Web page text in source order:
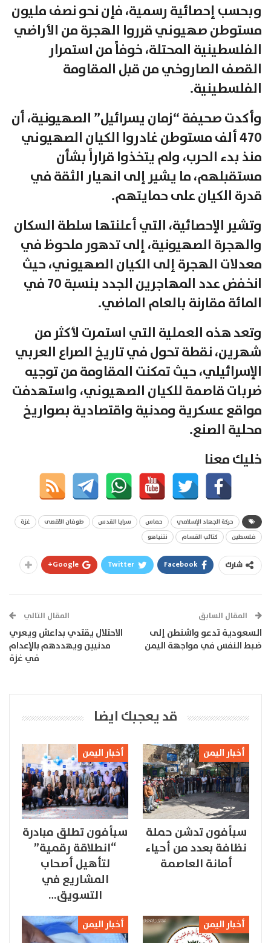
وبحسب إحصائية رسمية، فإن نحو نصف مليون
مستوطن صهيوني قرروا الهجرة من الأراضي
الفلسطينية المحتلة، خوفاً من استمرار
القصف الصاروخي من قبل المقاومة
الفلسطينية.
وأكدت صحيفة “زمان يسرائيل” الصهيونية، أن
470 ألف مستوطن غادروا الكيان الصهيوني
منذ بدء الحرب، ولم يتخذوا قراراً بشأن
مستقبلهم، ما يشير إلى انهيار الثقة في
قدرة الكيان على حمايتهم.
وتشير الإحصائية، التي أعلنتها سلطة السكان
والهجرة الصهيونية، إلى تدهور ملحوظ في
معدلات الهجرة إلى الكيان الصهيوني، حيث
انخفض عدد المهاجرين الجدد بنسبة 70 في
المائة مقارنة بالعام الماضي.
وتعد هذه العملية التي استمرت لأكثر من
شهرين، نقطة تحول في تاريخ الصراع العربي
الإسرائيلي، حيث تمكنت المقاومة من توجيه
ضربات قاصمة للكيان الصهيوني، واستهدفت
مواقع عسكرية ومدنية واقتصادية بصواريخ
محلية الصنع.
خليك معنا
حركة الجهاد الإسلامي حماس سرايا القدس طوفان الأقصى
غزة
فلسطين
كتائب القسام نتنياهو
شارك Facebook
Twitter
Google+
المقال السابق
السعودية تدعو واشنطن إلى
ضبط النفس في مواجهة اليمن
المقال التالي
الاحتلال يقتدي بداعش ويعري
مدنيين ويهددهم بالإعدام
في غزة
قد يعجبك ايضا
أخبار اليمن
سبأفون تدشن حملة
نظافة بعدد من أحياء
أمانة العاصمة
أخبار اليمن
سبأفون تطلق مبادرة
“انطلاقة رقمية”
لتأهيل أصحاب
المشاريع في
التسويق…
أخبار اليمن أخبار اليمن